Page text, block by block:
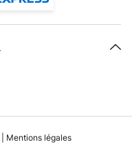
Mentions légales